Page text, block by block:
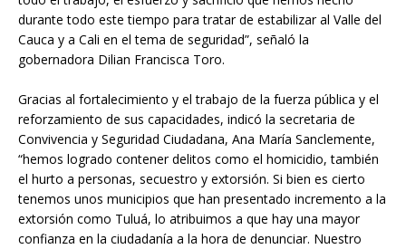
durante todo este tiempo para tratar de estabilizar al Valle del
Cauca y a Cali en el tema de seguridad”, señaló la
gobernadora Dilian Francisca Toro.
Gracias al fortalecimiento y el trabajo de la fuerza pública y el
reforzamiento de sus capacidades, indicó la secretaria de
Convivencia y Seguridad Ciudadana, Ana María Sanclemente,
“hemos logrado contener delitos como el homicidio, también
el hurto a personas, secuestro y extorsión. Si bien es cierto
tenemos unos municipios que han presentado incremento a la
extorsión como Tuluá, lo atribuimos a que hay una mayor
confianza en la ciudadanía a la hora de denunciar. Nuestro